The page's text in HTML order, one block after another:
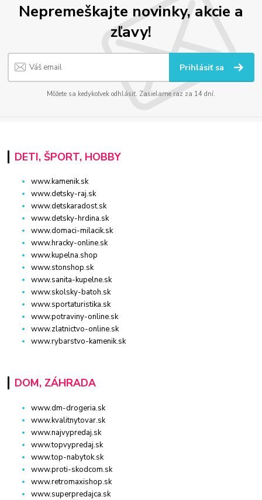
Nepremeškajte novinky, akcie a
zľavy!
Prihlásiť sa
Môžete sa kedykoľvek odhlásiť. Zasielame raz za 14 dní.
DETI, ŠPORT, HOBBY
www.kamenik.sk
www.detsky-raj.sk
www.detskaradost.sk
www.detsky-hrdina.sk
www.domaci-milacik.sk
www.hracky-online.sk
www.kupelna.shop
www.stonshop.sk
www.sanita-kupelne.sk
www.skolsky-batoh.sk
www.sportaturistika.sk
www.potraviny-online.sk
www.zlatnictvo-online.sk
www.rybarstvo-kamenik.sk
DOM, ZÁHRADA
www.dm-drogeria.sk
www.kvalitnytovar.sk
www.najvypredaj.sk
www.topvypredaj.sk
www.top-nabytok.sk
www.proti-skodcom.sk
www.retromaxishop.sk
www.superpredajca.sk